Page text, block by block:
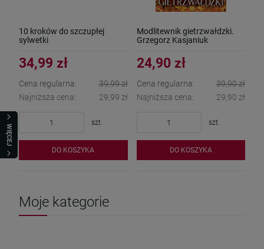
WIĘCEJ
10 kroków do szczupłej
sylwetki
34,99 zł
Cena regularna:
39,99 zł
Najniższa cena:
29,99 zł
szt.
DO KOSZYKA
Modlitewnik gietrzwałdzki.
Grzegorz Kasjaniuk
24,90 zł
Cena regularna:
39,90 zł
Najniższa cena:
29,90 zł
szt.
DO KOSZYKA
Moje kategorie